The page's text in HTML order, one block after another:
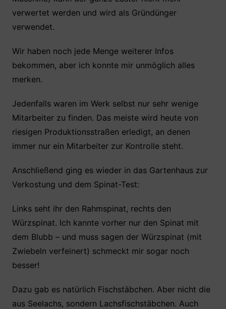
verwertet werden und wird als Gründünger
verwendet.
Wir haben noch jede Menge weiterer Infos
bekommen, aber ich konnte mir unmöglich alles
merken.
Jedenfalls waren im Werk selbst nur sehr wenige
Mitarbeiter zu finden. Das meiste wird heute von
riesigen Produktionsstraßen erledigt, an denen
immer nur ein Mitarbeiter zur Kontrolle steht.
Anschließend ging es wieder in das Gartenhaus zur
Verkostung und dem Spinat-Test:
Links seht ihr den Rahmspinat, rechts den
Würzspinat. Ich kannte vorher nur den Spinat mit
dem Blubb – und muss sagen der Würzspinat (mit
Zwiebeln verfeinert) schmeckt mir sogar noch
besser!
Dazu gab es natürlich Fischstäbchen. Aber nicht die
aus Seelachs, sondern Lachsfischstäbchen. Auch